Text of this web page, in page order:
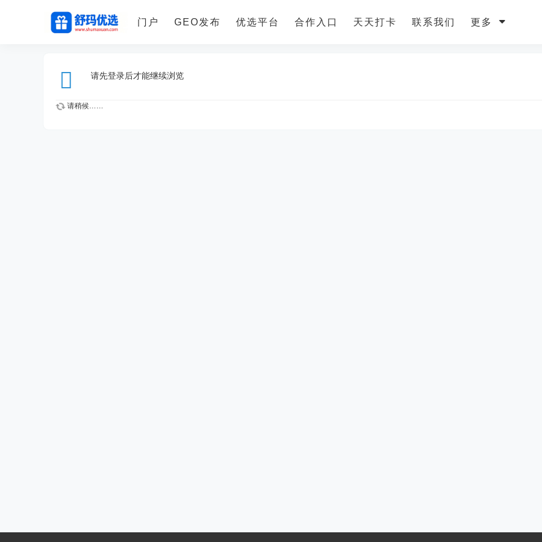
门户 GEO发布 优选平台 合作入口 天天打卡 联系我们 更多
请先登录后才能继续浏览
请稍候……